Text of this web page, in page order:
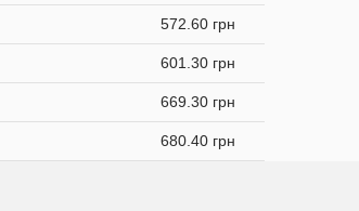
572.60 грн
601.30 грн
669.30 грн
680.40 грн